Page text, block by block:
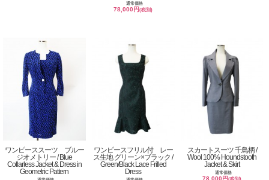
通常価格
78,000円(税別)
ワンピーススーツ ブルー
ジオメトリー / Blue
Collarless Jacket & Dress in
Geometric Pattern
ワンピースフリル付 レー
ス生地 グリーン×ブラック /
Green/Black Lace Frilled
Dress
スカートスーツ 千鳥柄 /
Wool 100% Houndstooth
Jacket & Skirt
通常価格
78,000円